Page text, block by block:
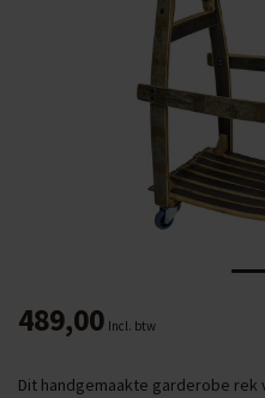
489,00 Incl. btw
Dit handgemaakte garderobe